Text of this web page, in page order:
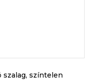
szalag, színtelen